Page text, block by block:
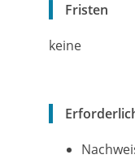
Fristen
keine